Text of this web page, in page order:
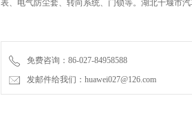
表、电气防尘套、转向系统、门锁等。湖北十堰市汽
免费咨询：86-027-84958588
发邮件给我们：huawei027@126.com